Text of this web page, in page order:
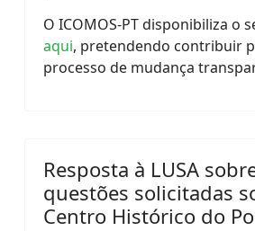
O ICOMOS-PT disponibiliza o
aqui, pretendendo contribuir
processo de mudança
Resposta à LUSA
questões solicitadas
Centro Histórico do